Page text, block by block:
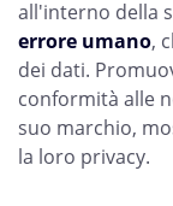
all'interno della
errore umano,
dei dati.
conformità alle
suo marchio,
la loro privacy.